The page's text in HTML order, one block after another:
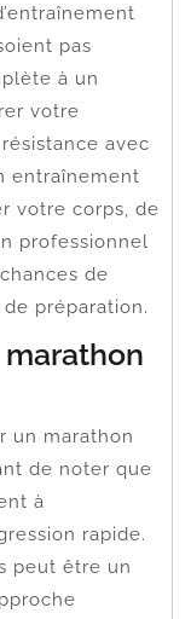
pas
à un
votre
avec
entraînement
votre corps, de
professionnel
de
préparation.
un marathon
de noter que
à
rapide.
peut être un